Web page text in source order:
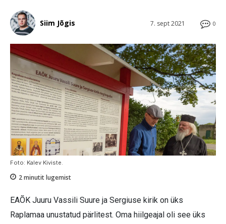
0
7. sept 2021
Siim Jõgis
Foto: Kalev Kiviste.
2minutit lugemist
EAÕK Juuru Vassili Suure ja Sergiuse kirik on üks
Raplamaa unustatud pärlitest. Oma hiilgeajal oli see üks